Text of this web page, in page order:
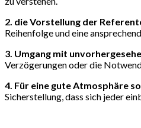
2. die Vorstellung der
Reihenfolge und eine
3. Umgang mit
Verzögerungen oder die
4. Für eine gute Atmosphäre
Sicherstellung, dass sich jeder